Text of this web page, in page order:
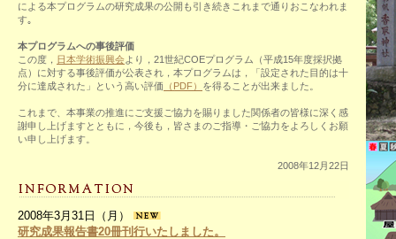
による本プログラムの研究成果の公開も引き続きこれまで通りおこなわれま
す｡
本プログラムへの事後評価
この度， 日本学術振興会より，21世紀COEプログラム（平成15年度採択拠
点）に対する事後評価が公表され，本プログラムは，「設定された目的は十
分に達成された」という高い評価 （PDF） を得ることが出来ました。
これまで、本事業の推進にご支援ご協力を賜りました関係者の皆様に深く感
謝申し上げますとともに，今後も，皆さまのご指導・ご協力をよろしくお願
い申し上げます。
2008年12月22日
2008年3月31日（月）
研究成果報告書20冊刊行いたしました。